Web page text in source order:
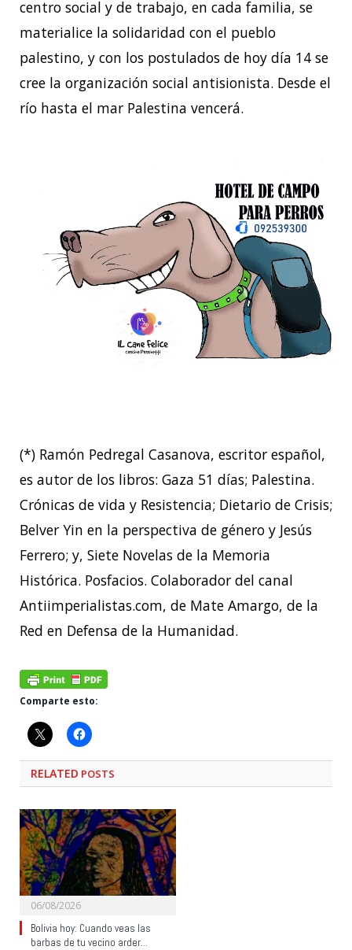
centro social y de trabajo, en cada familia, se
materialice la solidaridad con el pueblo
palestino, y con los postulados de hoy día 14 se
cree la organización social antisionista. Desde el
río hasta el mar Palestina vencerá.
(*) Ramón Pedregal Casanova, escritor español,
es autor de los libros: Gaza 51 días; Palestina.
Crónicas de vida y Resistencia; Dietario de Crisis;
Belver Yin en la perspectiva de género y Jesús
Ferrero; y, Siete Novelas de la Memoria
Histórica. Posfacios. Colaborador del canal
Antiimperialistas.com, de Mate Amargo, de la
Red en Defensa de la Humanidad.
Comparte esto:
RELATED POSTS
06/08/2026
Bolivia hoy: Cuando veas las
barbas de tu vecino arder…